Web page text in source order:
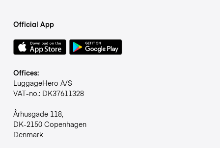
Official App
Offices:
LuggageHero A/S
VAT-no.: DK37611328
Århusgade 118,
DK-2150 Copenhagen
Denmark